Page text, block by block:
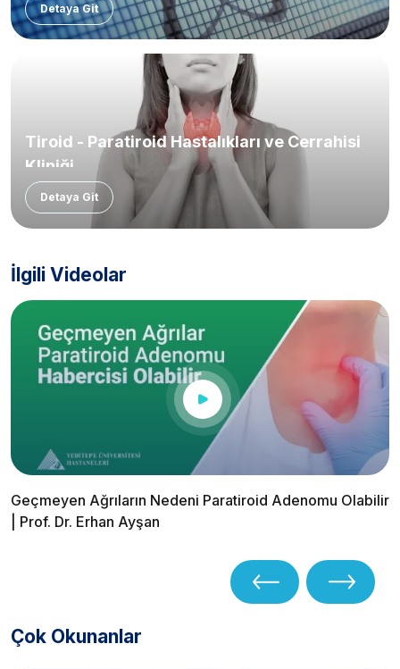
Detaya Git
Tiroid - Paratiroid Hastalıkları ve Cerrahisi
Kliniği
Detaya Git
İlgili Videolar
Geçmeyen Ağrıların Nedeni Paratiroid Adenomu Olabilir
| Prof. Dr. Erhan Ayşan
Çok Okunanlar